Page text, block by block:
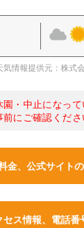
気情報提供元：株式
・中止になって
にご確認くださ
金、公式サイトの
セス情報、電話番